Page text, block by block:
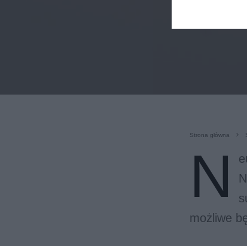
Strona główna
N
możliwe